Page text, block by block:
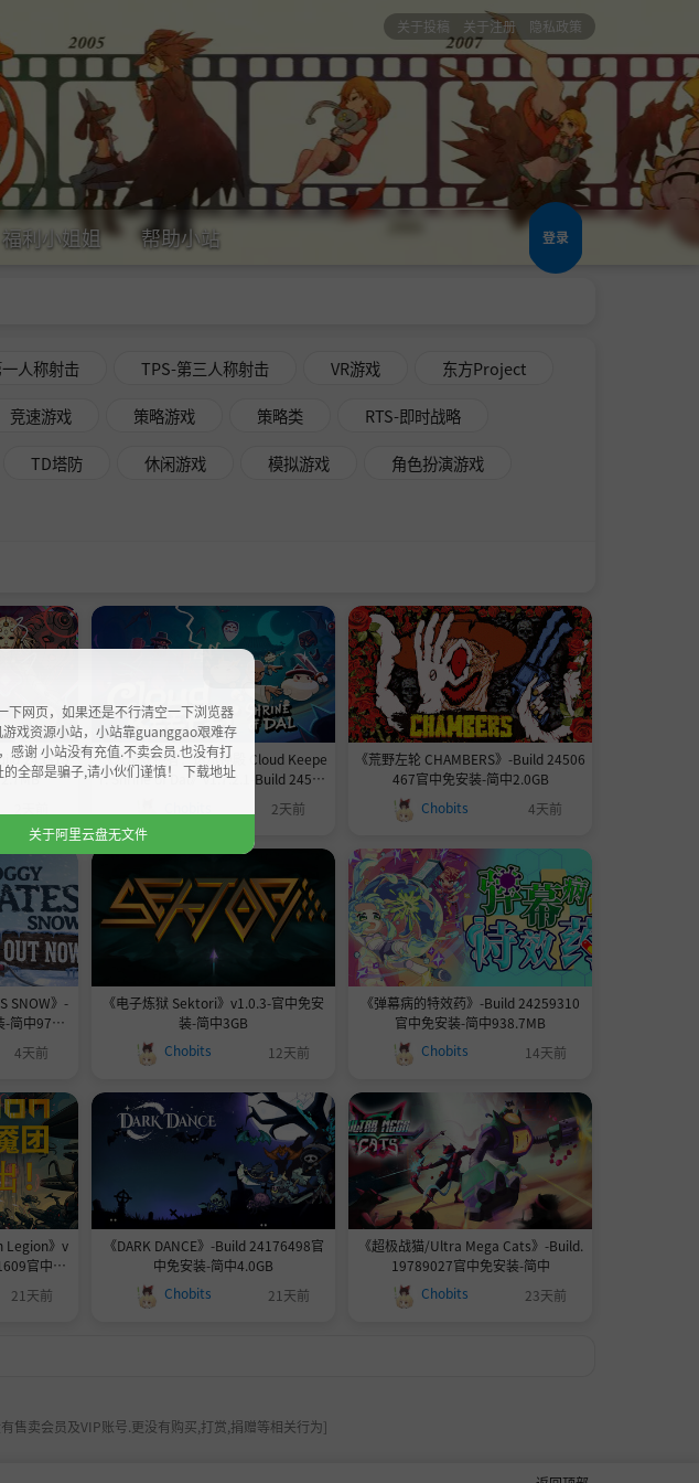
关于投稿 关于注册 隐私政策
福利小姐姐 帮助小站 登录
人称射击 TPS-第三人称射击 VR游戏 东方Project
竞速游戏 策略游戏 策略类 RTS-即时战略
TD塔防 休闲游戏 模拟游戏 角色扮演游戏
245315
《云境守护者：达尔神殿 Cloud Keepe
r: Shrine of Dal》v1.7.2.1-Build 24518
683官中免安装-简中165.1MB
2天前
《荒野左轮 CHAMBERS》-Build 24506
467官中免安装-简中2.0GB
Chobits
4天前
SNOW》-
简中975.1
4天前
《电子炼狱 Sektori》v1.0.3-官中免安
装-简中3GB
Chobits
12天前
《弹幕病的特效药》-Build 24259310
官中免安装-简中938.7MB
Chobits
14天前
Legion》v
官中免
21天前
《DARK DANCE》-Build 24176498官
中免安装-简中4.0GB
Chobits
21天前
《超极战猫/Ultra Mega Cats》-Build.
19789027官中免安装-简中
Chobits
23天前
售卖会员及VIP账号.更没有购买,打赏,捐赠等相关行为]
下网页，如果还是不行清空一下浏览器
戏资源小站，小站靠guanggao艰难存
感谢 小站没有充值.不卖会员.也没有打
全部是骗子,请小伙们谨慎！ 下载地址
关于阿里云盘无文件